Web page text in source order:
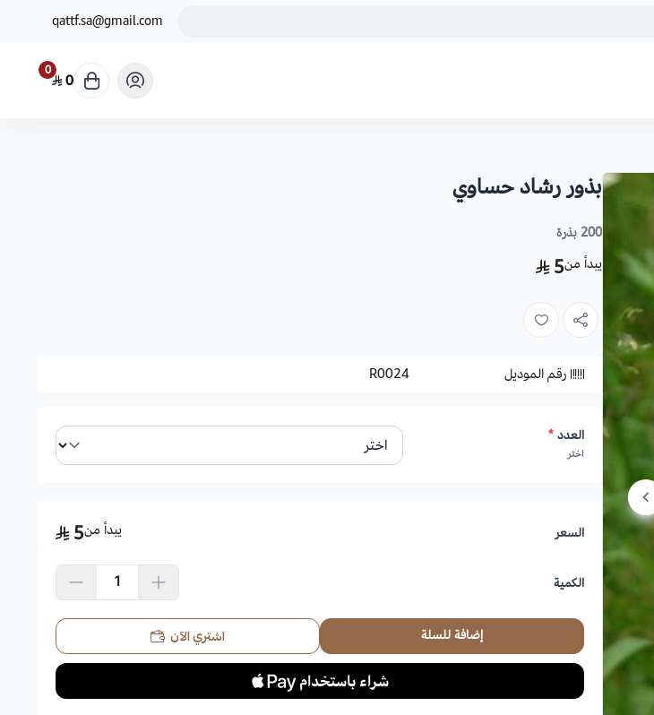
qattf.sa@gmail.com
0
0
بذور رشاد حساوي
200 بذرة
يبدأ من5
رقم الموديل R0024
العدد*
اختر
السعر يبدأ من5
الكمية
إضافة للسلة اشتري الآن